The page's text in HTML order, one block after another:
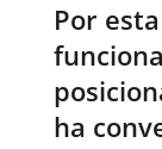
Por
ha